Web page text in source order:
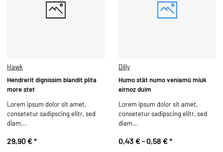
Hawk
Hendrerit dignissim blandit plita
more stet
Lorem ipsum dolor sit amet,
consetetur sadipscing elitr, sed
diam...
29,90 €*
Dilly
Humo stät numo veniamü miuk
eirnoz duim
Lorem ipsum dolor sit amet,
consetetur sadipscing elitr, sed
diam...
0,43 € -0,58 €*